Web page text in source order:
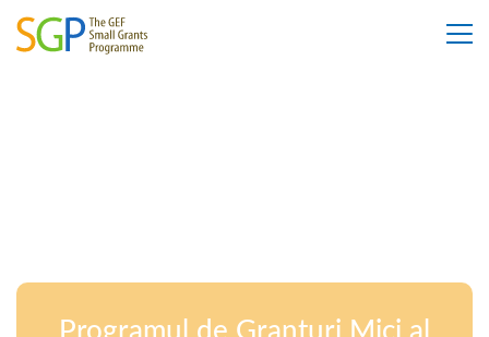
Programul de Granturi Mici al